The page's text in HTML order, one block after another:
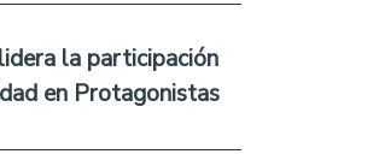
la participación
en Protagonistas